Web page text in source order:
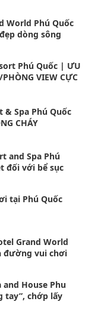
World Phú Quốc
dòng sông
Phú Quốc | ƯU
VIEW CỰC
& Spa Phú Quốc
CHÁY
and Spa Phú
đối với bể sục
tại Phú Quốc
Grand World
đường vui chơi
House Phu
tay”, chớp lấy